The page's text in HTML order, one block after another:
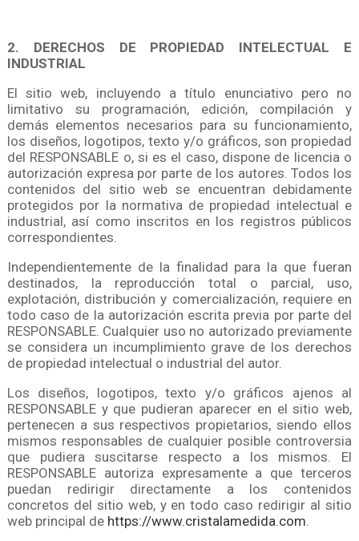
2. DERECHOS DE PROPIEDAD INTELECTUAL E
INDUSTRIAL
El sitio web, incluyendo a título enunciativo pero no
limitativo su programación, edición, compilación y
demás elementos necesarios para su funcionamiento,
los diseños, logotipos, texto y/o gráficos, son propiedad
del RESPONSABLE o, si es el caso, dispone de licencia o
autorización expresa por parte de los autores. Todos los
contenidos del sitio web se encuentran debidamente
protegidos por la normativa de propiedad intelectual e
industrial, así como inscritos en los registros públicos
correspondientes.
Independientemente de la finalidad para la que fueran
destinados, la reproducción total o parcial, uso,
explotación, distribución y comercialización, requiere en
todo caso de la autorización escrita previa por parte del
RESPONSABLE. Cualquier uso no autorizado previamente
se considera un incumplimiento grave de los derechos
de propiedad intelectual o industrial del autor.
Los diseños, logotipos, texto y/o gráficos ajenos al
RESPONSABLE y que pudieran aparecer en el sitio web,
pertenecen a sus respectivos propietarios, siendo ellos
mismos responsables de cualquier posible controversia
que pudiera suscitarse respecto a los mismos. El
RESPONSABLE autoriza expresamente a que terceros
puedan redirigir directamente a los contenidos
concretos del sitio web, y en todo caso redirigir al sitio
web principal de https://www.cristalamedida.com